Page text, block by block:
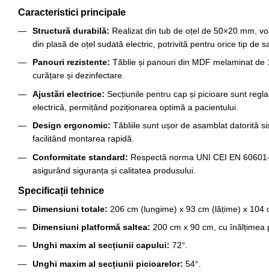
Caracteristici principale
Structură durabilă: Realizat din tub de oțel de 50×20 mm,
din plasă de oțel sudată electric, potrivită pentru orice tip de
Panouri rezistente: Tăblie și panouri din MDF melaminat
curățare și dezinfectare.
Ajustări electrice: Secțiunile pentru cap și picioare sunt
electrică, permițând poziționarea optimă a pacientului.
Design ergonomic: Tăbliile sunt ușor de asamblat datorită
facilitând montarea rapidă.
Conformitate standard: Respectă norma UNI CEI EN
asigurând siguranța și calitatea produsului.
Specificații tehnice
Dimensiuni totale: 206 cm (lungime) x 93 cm (lățime) x 104
Dimensiuni platformă saltea: 200 cm x 90 cm, cu înălțimea
Unghi maxim al secțiunii capului: 72°.
Unghi maxim al secțiunii picioarelor: 54°.